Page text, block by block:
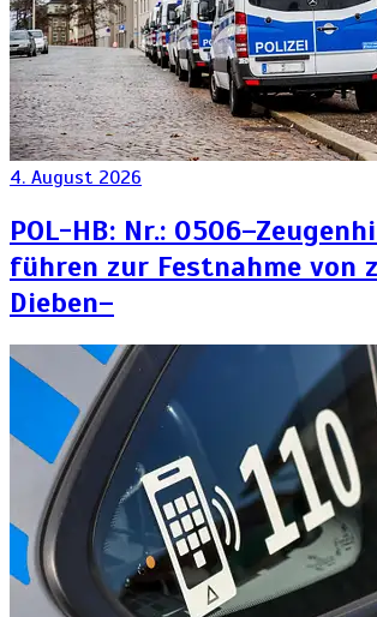
4. August 2026
POL-HB: Nr.:
führen zur Festnahme von
Dieben–